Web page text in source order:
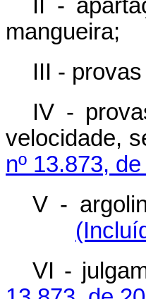
II -
mangueira;
III -
IV -
velocidade,
nº 13.873,
V -
VI -